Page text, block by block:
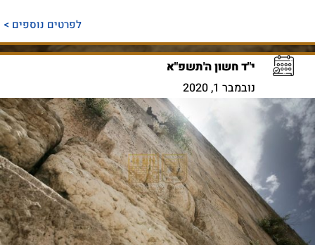
לפרטים נוספים >
י"ד חשון ה'תשפ"א
נובמבר 1, 2020